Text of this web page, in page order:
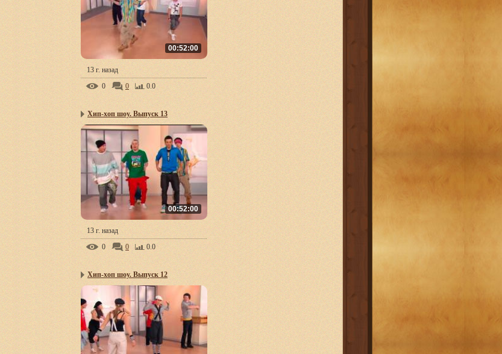
00:52:00
13 г. назад
0
0 0.0
Хип-хоп шоу. Выпуск 13
00:52:00
13 г. назад
0
0 0.0
Хип-хоп шоу. Выпуск 12